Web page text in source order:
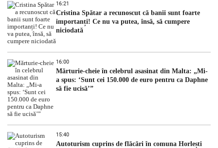
16:21
Cristina Spătar a recunoscut că banii sunt foarte
importanți! Ce nu va putea, însă, să cumpere
niciodată
16:00
Mărturie-cheie în celebrul asasinat din Malta: „Mi-
a spus: ‘Sunt cei 150.000 de euro pentru ca Daphne
să fie ucisă’”
15:40
Autoturism cuprins de flăcări în comuna Horlești